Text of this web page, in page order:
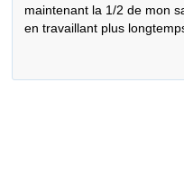
maintenant la 1/2 de mon
en travaillant plus